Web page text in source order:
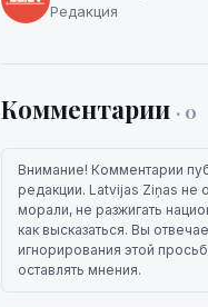
Редакция
Комментарии · 0
Внимание! Комментарии
редакции. Latvijas Ziņas не
морали, не разжигать
как высказаться. Вы
игнорирования этой
оставлять мнения.